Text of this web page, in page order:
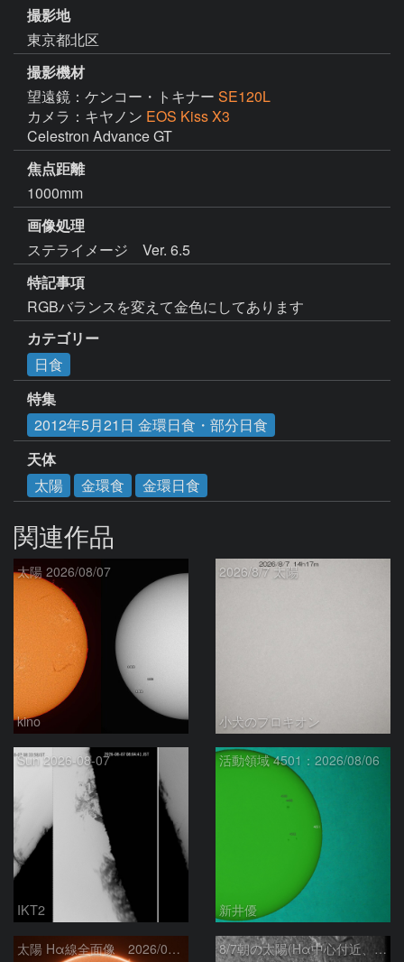
撮影地
東京都北区
撮影機材
望遠鏡：ケンコー・トキナー SE120L
カメラ：キヤノン EOS Kiss X3
Celestron Advance GT
焦点距離
1000mm
画像処理
ステライメージ　Ver. 6.5
特記事項
RGBバランスを変えて金色にしてあります
カテゴリー
日食
特集
2012年5月21日 金環日食・部分日食
天体
太陽
金環食 金環日食
関連作品
太陽 2026/08/07
kino
2026/8/7 太陽
小犬のプロキオン
Sun 2026-08-07
IKT2
活動領域 4501：2026/08/06
新井優
太陽 Hα線全面像 2026/08/07 8/7朝の太陽(Hα中心付近、4498、4502付近)